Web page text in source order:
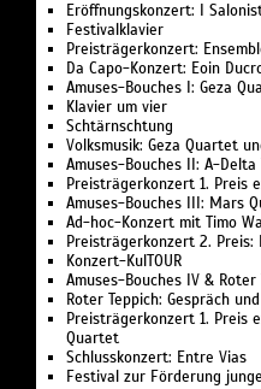
Eröffnungskonzert: I
Festivalklavier
Preisträgerkonzert:
Da Capo-Konzert: Eoin
Amuses-Bouches I: Geza
Klavier um vier
Schtärnschtung
Volksmusik: Geza Quartet
Amuses-Bouches II: A-Delta
Preisträgerkonzert 1. Preis
Amuses-Bouches III: Mars
Ad-hoc-Konzert mit Timo
Preisträgerkonzert 2.
Konzert-KulTOUR
Amuses-Bouches IV &
Roter Teppich: Gespräch
Preisträgerkonzert 1. Preis
Quartet
Schlusskonzert: Entre Vias
Festival zur Förderung